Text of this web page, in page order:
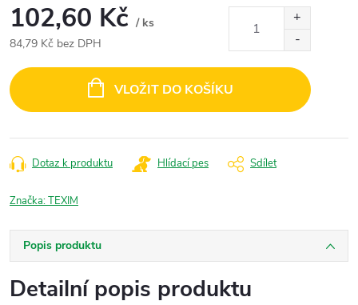
102,60 Kč / ks
84,79 Kč bez DPH
cena:
VLOŽIT DO KOŠÍKU
Dotaz k produktu Hlídací pes Sdílet
Značka:TEXIM
Popis produktu
Detailní popis produktu